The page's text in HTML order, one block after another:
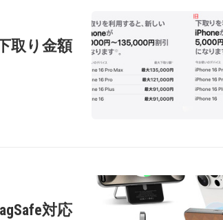
取り金額
対応